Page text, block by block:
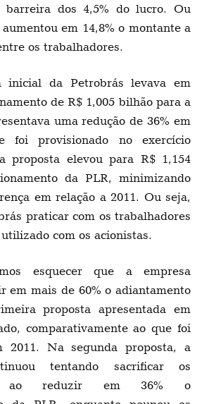
barreira dos 4,5% do lucro. Ou
em 14,8% o montante a
os trabalhadores.
inicial da Petrobrás levava em
de R$ 1,005 bilhão para a
uma redução de 36% em
foi provisionado no exercício
proposta elevou para R$ 1,154
da PLR, minimizando
em relação a 2011. Ou seja,
praticar com os trabalhadores
com os acionistas.
esquecer que a empresa
em mais de 60% o adiantamento
proposta apresentada em
comparativamente ao que foi
2011. Na segunda proposta, a
tentando sacrificar os
ao reduzir em 36% o